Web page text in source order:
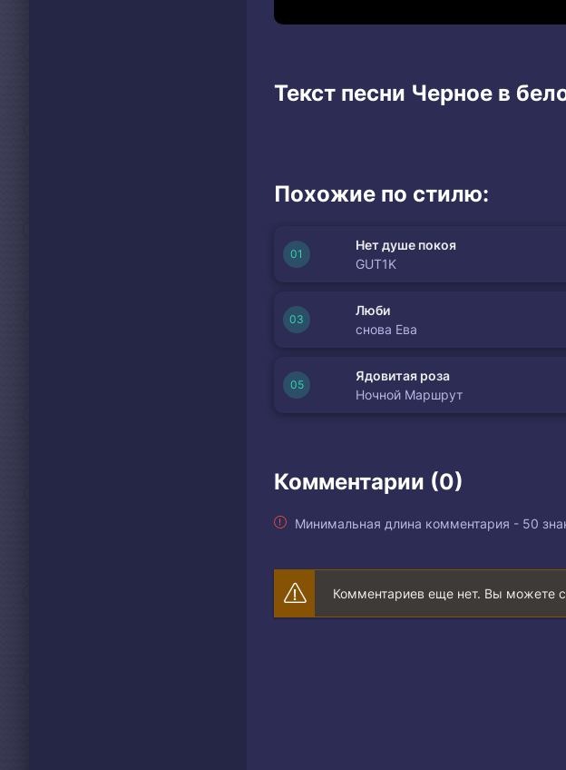
Текст песни Черное в
Похожие по стилю:
Нет душе покоя
GUT1K
Люби
снова Ева
Ядовитая роза
Ночной Маршрут
Комментарии (0)
Минимальная длина комментария - 50
Комментариев еще нет. Вы можете